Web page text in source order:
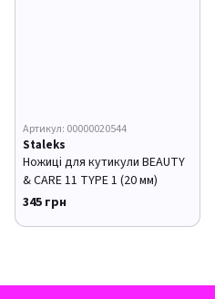
Артикул: 00000020544
Staleks
Ножиці для кутикули BEAUTY
& CARE 11 TYPE 1 (20 мм)
345 грн